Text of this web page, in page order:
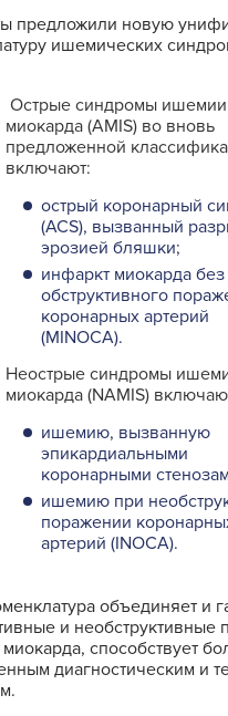
предложили новую
ишемических
Острые синдромы ишемии
миокарда (AMIS) во вновь
предложенной
включают:
острый коронарный
(ACS), вызванный
эрозией бляшки;
инфаркт миокарда без
обструктивного
коронарных артерий
(MINOCA).
Неострые синдромы
миокарда (NAMIS)
ишемию, вызванную
эпикардиальными
коронарными
ишемию при
поражении
артерий (INOCA).
объединяет и
и необструктивные
способствует
диагностическим и